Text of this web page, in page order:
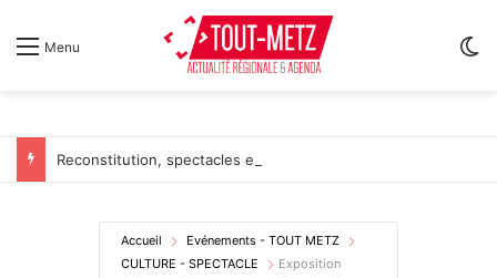
Menu
Accueil
Evénements - TOUT METZ
CULTURE - SPECTACLE
Exposition